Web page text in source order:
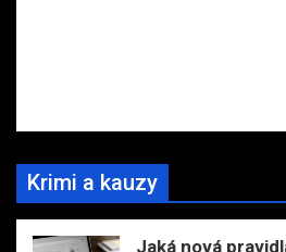
Krimi a kauzy
Jaká nová